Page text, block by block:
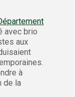
avec brio
aux
à
de la